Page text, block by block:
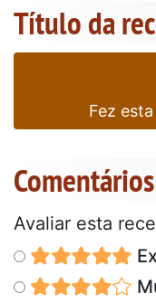
Título da
Fez
Comentários
Avaliar esta